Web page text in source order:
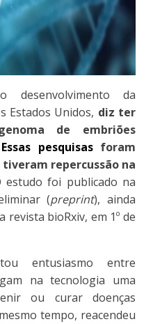
desenvolvimento da
Estados Unidos, diz ter
de embriões
Essas pesquisasforam
repercussão na
estudo foi publicado na
(preprint), ainda
bioRxiv, em 1º de
entusiasmo entre
na tecnologia uma
ou curar doenças
tempo, reacendeu